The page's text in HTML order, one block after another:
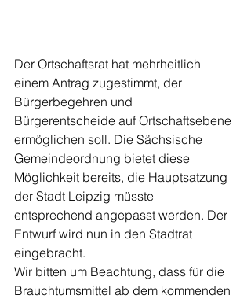
Der Ortschaftsrat hat mehr­heitlich
einem Antrag zugestimmt, der
Bürgerbegehren und
Bürgerentscheide auf Ortschaftsebene
er­möglichen soll. Die Sächsische
Gemeindeordnung bietet diese
Möglichkeit bereits, die Hauptsatzung
der Stadt Leipzig müsste
entsprechend angepasst werden. Der
Entwurf wird nun in den Stadtrat
eingebracht.
Wir bitten um Beachtung, dass für die
Brauchtumsmittel ab dem kommenden